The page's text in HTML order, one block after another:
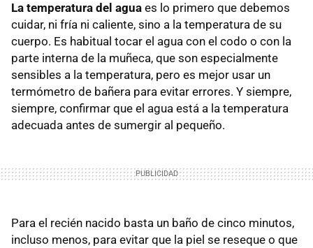
La temperatura del agua es lo primero que debemos
cuidar, ni fría ni caliente, sino a la temperatura de su
cuerpo. Es habitual tocar el agua con el codo o con la
parte interna de la muñeca, que son especialmente
sensibles a la temperatura, pero es mejor usar un
termómetro de bañera para evitar errores. Y siempre,
siempre, confirmar que el agua está a la temperatura
adecuada antes de sumergir al pequeño.
Para el recién nacido basta un baño de cinco minutos,
incluso menos, para evitar que la piel se reseque o que